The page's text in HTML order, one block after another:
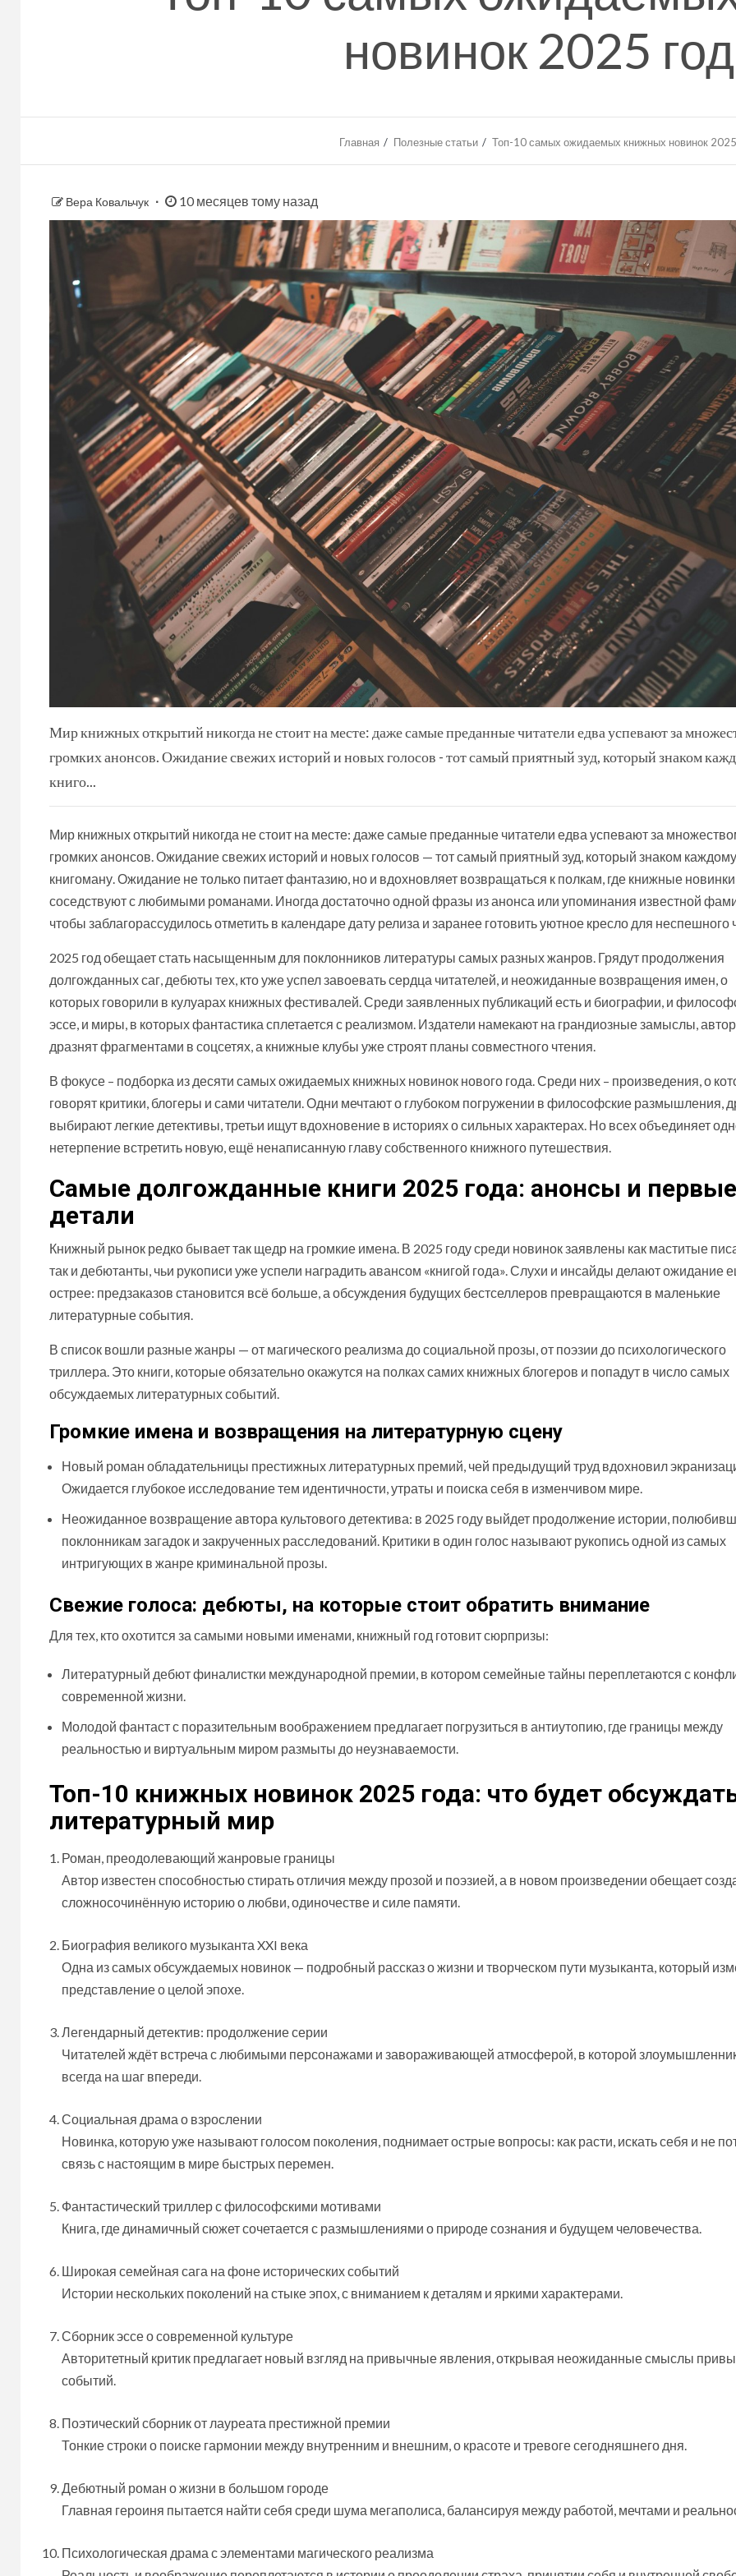
новинок 2025
Главная Полезные статьи Топ-10 самых ожидаемых книжных новинок
Вера Ковальчук 10 месяцев тому назад
Мир книжных открытий никогда не стоит на месте: даже самые преданные читатели едва успевают за
громких анонсов. Ожидание свежих историй и новых голосов - тот самый приятный зуд, который знаком
книго...
Мир книжных открытий никогда не стоит на месте: даже самые преданные читатели едва успевают за
громких анонсов. Ожидание свежих историй и новых голосов — тот самый приятный зуд, который знаком каждому
книгоману. Ожидание не только питает фантазию, но и вдохновляет возвращаться к полкам, где книжные новинки
соседствуют с любимыми романами. Иногда достаточно одной фразы из анонса или упоминания известной
чтобы заблагорассудилось отметить в календаре дату релиза и заранее готовить уютное кресло для неспешного
2025 год обещает стать насыщенным для поклонников литературы самых разных жанров. Грядут продолжения
долгожданных саг, дебюты тех, кто уже успел завоевать сердца читателей, и неожиданные возвращения имен, о
которых говорили в кулуарах книжных фестивалей. Среди заявленных публикаций есть и биографии, и
эссе, и миры, в которых фантастика сплетается с реализмом. Издатели намекают на грандиозные замыслы,
дразнят фрагментами в соцсетях, а книжные клубы уже строят планы совместного чтения.
В фокусе – подборка из десяти самых ожидаемых книжных новинок нового года. Среди них – произведения, о
говорят критики, блогеры и сами читатели. Одни мечтают о глубоком погружении в философские размышления,
выбирают легкие детективы, третьи ищут вдохновение в историях о сильных характерах. Но всех объединяет
нетерпение встретить новую, ещё ненаписанную главу собственного книжного путешествия.
Самые долгожданные книги 2025 года: анонсы и первые
детали
Книжный рынок редко бывает так щедр на громкие имена. В 2025 году среди новинок заявлены как маститые
так и дебютанты, чьи рукописи уже успели наградить авансом «книгой года». Слухи и инсайды делают ожидание
острее: предзаказов становится всё больше, а обсуждения будущих бестселлеров превращаются в маленькие
литературные события.
В список вошли разные жанры — от магического реализма до социальной прозы, от поэзии до психологического
триллера. Это книги, которые обязательно окажутся на полках самих книжных блогеров и попадут в число самых
обсуждаемых литературных событий.
Громкие имена и возвращения на литературную сцену
Новый роман обладательницы престижных литературных премий, чей предыдущий труд вдохновил
Ожидается глубокое исследование тем идентичности, утраты и поиска себя в изменчивом мире.
Неожиданное возвращение автора культового детектива: в 2025 году выйдет продолжение истории,
поклонникам загадок и закрученных расследований. Критики в один голос называют рукопись одной из самых
интригующих в жанре криминальной прозы.
Свежие голоса: дебюты, на которые стоит обратить внимание
Для тех, кто охотится за самыми новыми именами, книжный год готовит сюрпризы:
Литературный дебют финалистки международной премии, в котором семейные тайны переплетаются с
современной жизни.
Молодой фантаст с поразительным воображением предлагает погрузиться в антиутопию, где границы между
реальностью и виртуальным миром размыты до неузнаваемости.
Топ-10 книжных новинок 2025 года: что будет
литературный мир
Роман, преодолевающий жанровые границы
Автор известен способностью стирать отличия между прозой и поэзией, а в новом произведении обещает
сложносочинённую историю о любви, одиночестве и силе памяти.
Биография великого музыканта XXI века
Одна из самых обсуждаемых новинок — подробный рассказ о жизни и творческом пути музыканта, который
представление о целой эпохе.
Легендарный детектив: продолжение серии
Читателей ждёт встреча с любимыми персонажами и завораживающей атмосферой, в которой
всегда на шаг впереди.
Социальная драма о взрослении
Новинка, которую уже называют голосом поколения, поднимает острые вопросы: как расти, искать себя и не
связь с настоящим в мире быстрых перемен.
Фантастический триллер с философскими мотивами
Книга, где динамичный сюжет сочетается с размышлениями о природе сознания и будущем человечества.
Широкая семейная сага на фоне исторических событий
Истории нескольких поколений на стыке эпох, с вниманием к деталям и яркими характерами.
Сборник эссе о современной культуре
Авторитетный критик предлагает новый взгляд на привычные явления, открывая неожиданные смыслы
событий.
Поэтический сборник от лауреата престижной премии
Тонкие строки о поиске гармонии между внутренним и внешним, о красоте и тревоге сегодняшнего дня.
Дебютный роман о жизни в большом городе
Главная героиня пытается найти себя среди шума мегаполиса, балансируя между работой, мечтами и
Психологическая драма с элементами магического реализма